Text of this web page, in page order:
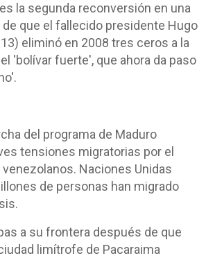
la segunda reconversión en una
que el fallecido presidente Hugo
eliminó en 2008 tres ceros a la
'bolívar fuerte', que ahora da paso
del programa de Maduro
tensiones migratorias por el
Naciones Unidas
de personas han migrado
a su frontera después de que
limítrofe de Pacaraima